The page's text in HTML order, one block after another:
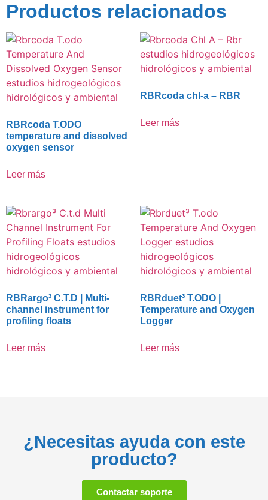
Productos relacionados
RBRcoda T.ODO
temperature and dissolved
oxygen sensor
Leer más
RBRcoda chl-a – RBR
Leer más
RBRargo³ C.T.D | Multi-
channel instrument for
profiling floats
Leer más
RBRduet³ T.ODO |
Temperature and Oxygen
Logger
Leer más
¿Necesitas ayuda con este
producto?
Contactar soporte